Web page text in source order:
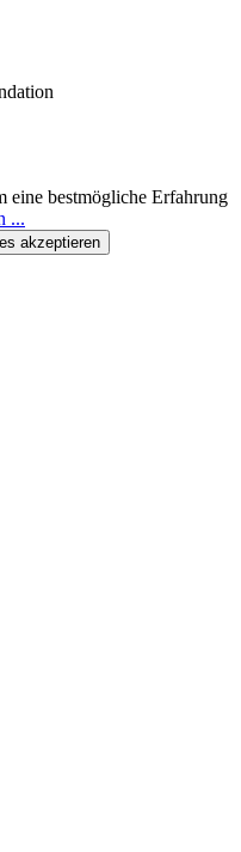
eine bestmögliche Erfahrung
...
akzeptieren